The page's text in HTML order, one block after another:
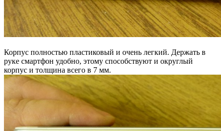
Корпус полностью пластиковый и очень легкий. Держать в
руке смартфон удобно, этому способствуют и округлый
корпус и толщина всего в 7 мм.